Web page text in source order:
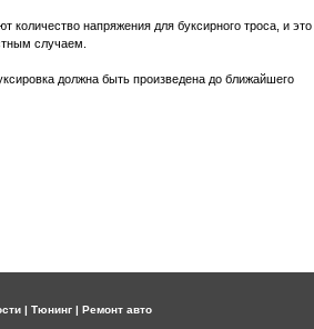
количество напряжения для буксирного троса, и это
случаем.
должна быть произведена до ближайшего
| Тюнинг | Ремонт авто